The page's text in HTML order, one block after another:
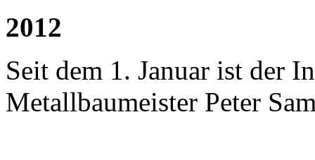
2012
Seit dem 1. Januar ist der
Metallbaumeister Peter